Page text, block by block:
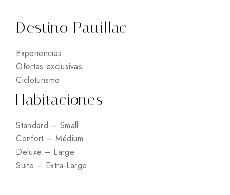
Destino Pauillac
Experiencias
Ofertas exclusivas
Cicloturismo
Habitaciones
Standard – Small
Confort – Médium
Deluxe – Large
Suite – Extra-Large